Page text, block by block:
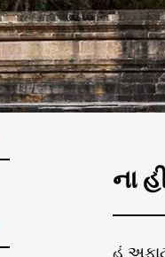
ના
હું